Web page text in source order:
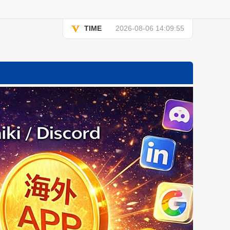
TIME 2026-08-06 14:09:55